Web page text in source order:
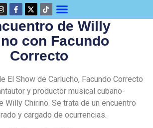
de Willy
con Facundo
Correcto
El Show de Carlucho, Facundo Correcto
y productor musical cubano-
Willy Chirino. Se trata de un encuentro
y cargado de ocurrencias.